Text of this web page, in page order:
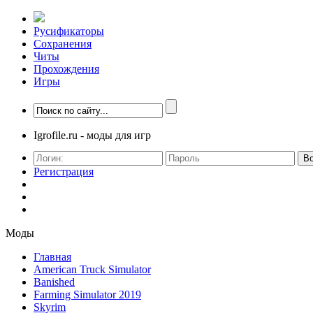
Русификаторы
Сохранения
Читы
Прохождения
Игры
Igrofile.ru - моды для игр
Регистрация
Моды
Главная
American Truck Simulator
Banished
Farming Simulator 2019
Skyrim